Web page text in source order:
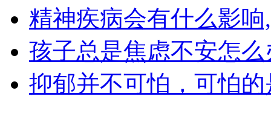
精神疾病会有什么影
孩子总是焦虑不安怎
抑郁并不可怕，可怕